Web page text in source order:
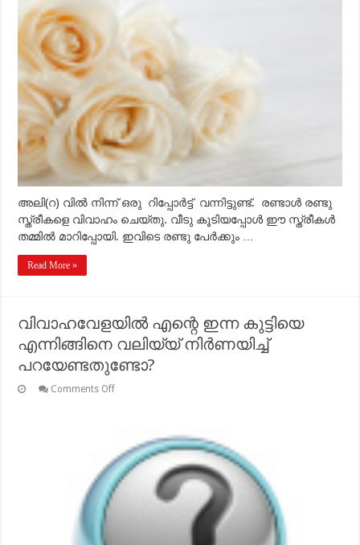
കൂടിയപ്പോള്‍
ഭാര്യമാര്‍
തമ്മില്‍
മാറിപ്പോയി.
എന്ത്
ചെയ്യണം?
അലി(റ) വില്‍ നിന്ന് ഒരു റിപ്പോര്‍ട്ട് വന്നിട്ടുണ്ട്. രണ്ടാള്‍ രണ്ടു
സ്ത്രീകളെ വിവാഹം ചെയ്തു. വീടു കൂടിയപ്പോള്‍ ഈ സ്ത്രീകള്‍
തമ്മില്‍ മാറിപ്പോയി. ഇവിടെ രണ്ടു പേര്‍ക്കും …
Read More »
വിവാഹവേളയില്‍ എന്റെ ഇന്ന കുട്ടിയെ
എന്നിങ്ങിനെ വലിയ്യ് നിര്‍ണയിച്ച്
പറയേണ്ടതുണ്ടോ?
Comments Offon
എന്നിങ്ങിനെ
വലിയ്യ്
നിര്‍ണയിച്ച്
പറയേണ്ടതുണ്ടോ?